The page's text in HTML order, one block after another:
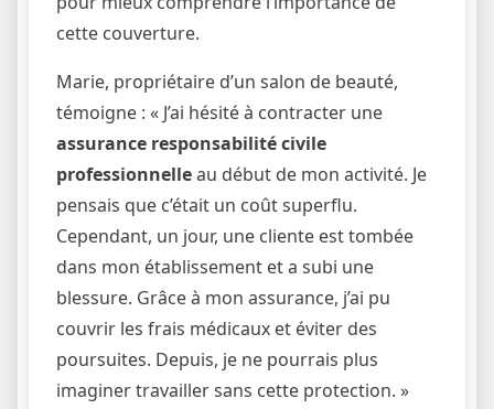
cette couverture.
Marie, propriétaire d’un salon de beauté,
témoigne : « J’ai hésité à contracter une
assurance responsabilité civile
professionnelleau début de mon activité. Je
pensais que c’était un coût superflu.
Cependant, un jour, une cliente est tombée
dans mon établissement et a subi une
blessure. Grâce à mon assurance, j’ai pu
couvrir les frais médicaux et éviter des
poursuites. Depuis, je ne pourrais plus
imaginer travailler sans cette protection. »